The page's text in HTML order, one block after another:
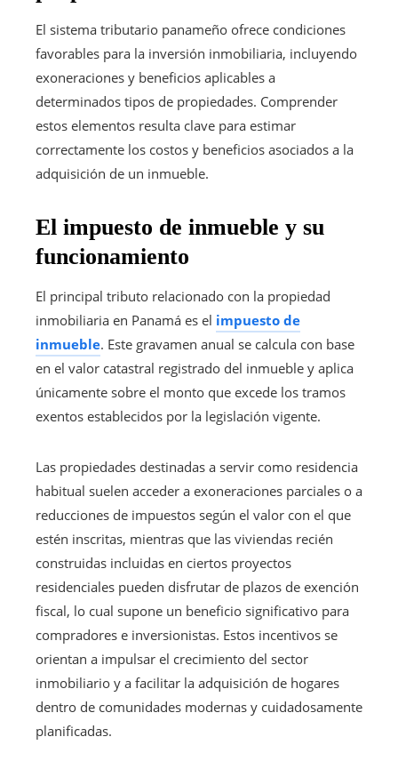
El sistema tributario panameño ofrece condiciones
favorables para la inversión inmobiliaria, incluyendo
exoneraciones y beneficios aplicables a
determinados tipos de propiedades. Comprender
estos elementos resulta clave para estimar
correctamente los costos y beneficios asociados a la
adquisición de un inmueble.
El impuesto de inmueble y su
funcionamiento
El principal tributo relacionado con la propiedad
inmobiliaria en Panamá es el impuesto de
inmueble. Este gravamen anual se calcula con base
en el valor catastral registrado del inmueble y aplica
únicamente sobre el monto que excede los tramos
exentos establecidos por la legislación vigente.
Las propiedades destinadas a servir como residencia
habitual suelen acceder a exoneraciones parciales o a
reducciones de impuestos según el valor con el que
estén inscritas, mientras que las viviendas recién
construidas incluidas en ciertos proyectos
residenciales pueden disfrutar de plazos de exención
fiscal, lo cual supone un beneficio significativo para
compradores e inversionistas. Estos incentivos se
orientan a impulsar el crecimiento del sector
inmobiliario y a facilitar la adquisición de hogares
dentro de comunidades modernas y cuidadosamente
planificadas.